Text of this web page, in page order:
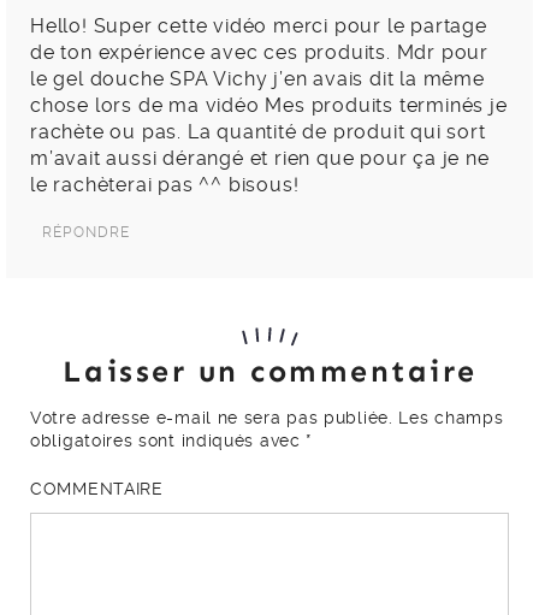
Hello! Super cette vidéo merci pour le partage
de ton expérience avec ces produits. Mdr pour
le gel douche SPA Vichy j’en avais dit la même
chose lors de ma vidéo Mes produits terminés je
rachète ou pas. La quantité de produit qui sort
m’avait aussi dérangé et rien que pour ça je ne
le rachèterai pas ^^ bisous!
RÉPONDRE
Laisser un commentaire
Votre adresse e-mail ne sera pas publiée. Les champs
obligatoires sont indiqués avec *
COMMENTAIRE